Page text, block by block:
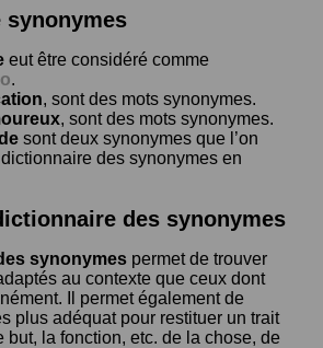
synonymes
eut être considéré comme
.
, sont des mots synonymes.
, sont des mots synonymes.
sont deux synonymes que l’on
des synonymes en
des synonymes
synonymes permet de trouver
au contexte que ceux dont
Il permet également de
plus adéquat pour restituer un trait
but, la fonction, etc. de la chose, de